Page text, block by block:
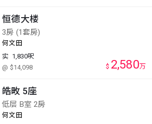
恒德大楼
3房 (1套房)
何文田
实 1,830呎
@ $14,098
$ 2,580万
皓畋 5座
低层 B室 2房
何文田